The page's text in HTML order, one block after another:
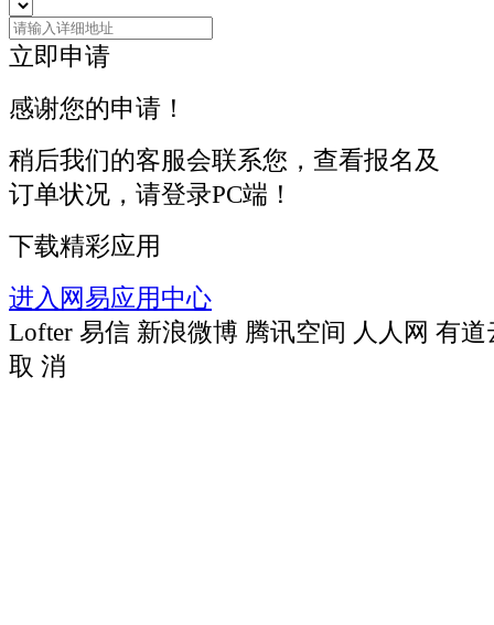
立即申请
感谢您的申请！
稍后我们的客服会联系您，查看报名及
订单状况，请登录PC端！
下载精彩应用
进入网易应用中心
Lofter 易信 新浪微博 腾讯空间 人人网 有道
取 消